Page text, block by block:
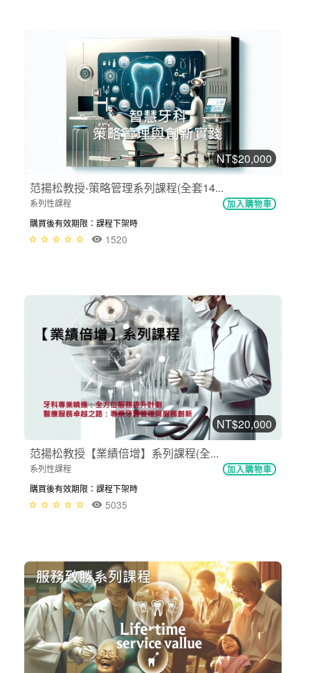
NT$20,000
范揚松教授-策略管理系列課程(全套14...
系列性課程 加入購物車
購買後有效期限：課程下架時
1520
NT$20,000
范揚松教授【業績倍增】系列課程(全...
系列性課程 加入購物車
購買後有效期限：課程下架時
5035